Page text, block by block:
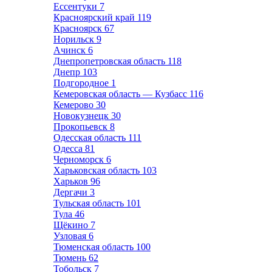
Ессентуки 7
Красноярский край 119
Красноярск 67
Норильск 9
Ачинск 6
Днепропетровская область 118
Днепр 103
Подгородное 1
Кемеровская область — Кузбасс 116
Кемерово 30
Новокузнецк 30
Прокопьевск 8
Одесская область 111
Одесса 81
Черноморск 6
Харьковская область 103
Харьков 96
Дергачи 3
Тульская область 101
Тула 46
Щёкино 7
Узловая 6
Тюменская область 100
Тюмень 62
Тобольск 7